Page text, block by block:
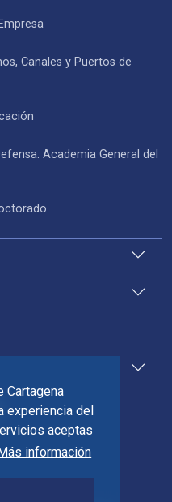
Cartagena
experiencia del
aceptas
Más información
Canales y Puertos de
Academia General del